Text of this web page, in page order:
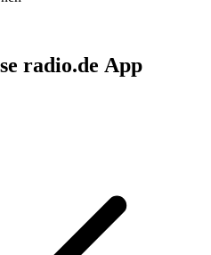
radio.de App